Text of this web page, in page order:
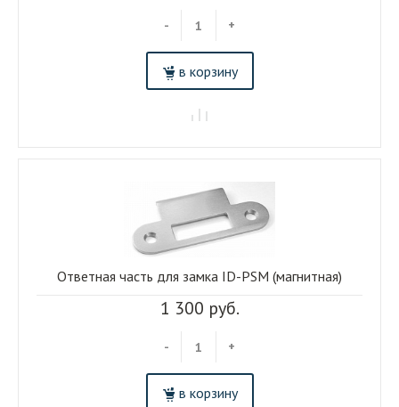
- +
в корзину
1 300 руб.
- +
в корзину
Ответная часть для замка ID-PSM (магнитная)